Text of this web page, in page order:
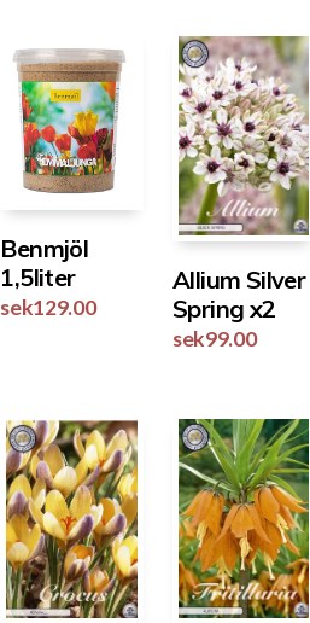
Benmjöl
1,5liter
sek129.00
Allium Silver
Spring x2
sek99.00